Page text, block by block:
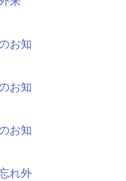
お知
お知
お知
れ外